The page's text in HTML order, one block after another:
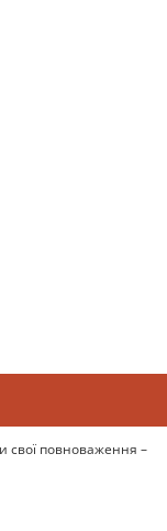
свої повноваження –